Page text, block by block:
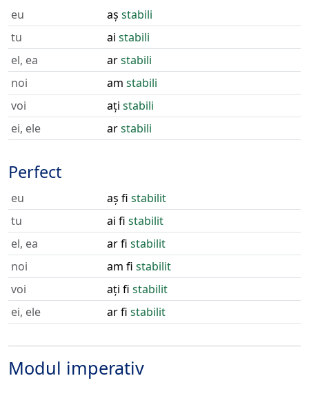
eu aș stabili
tu
ai stabili
el, ea
arstabili
noi
am stabili
voi
ați stabili
ei, ele
arstabili
Perfect
eu aș fi stabilit
tu
ai fi stabilit
el, ea
ar fi stabilit
noi
am fi stabilit
voi
ați fi stabilit
ei, ele
ar fi stabilit
Modul imperativ